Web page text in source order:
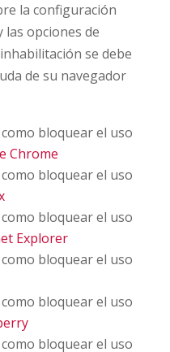
la configuración
las opciones de
se debe
de su navegador
bloquear el uso
Chrome
bloquear el uso
bloquear el uso
Explorer
bloquear el uso
bloquear el uso
bloquear el uso